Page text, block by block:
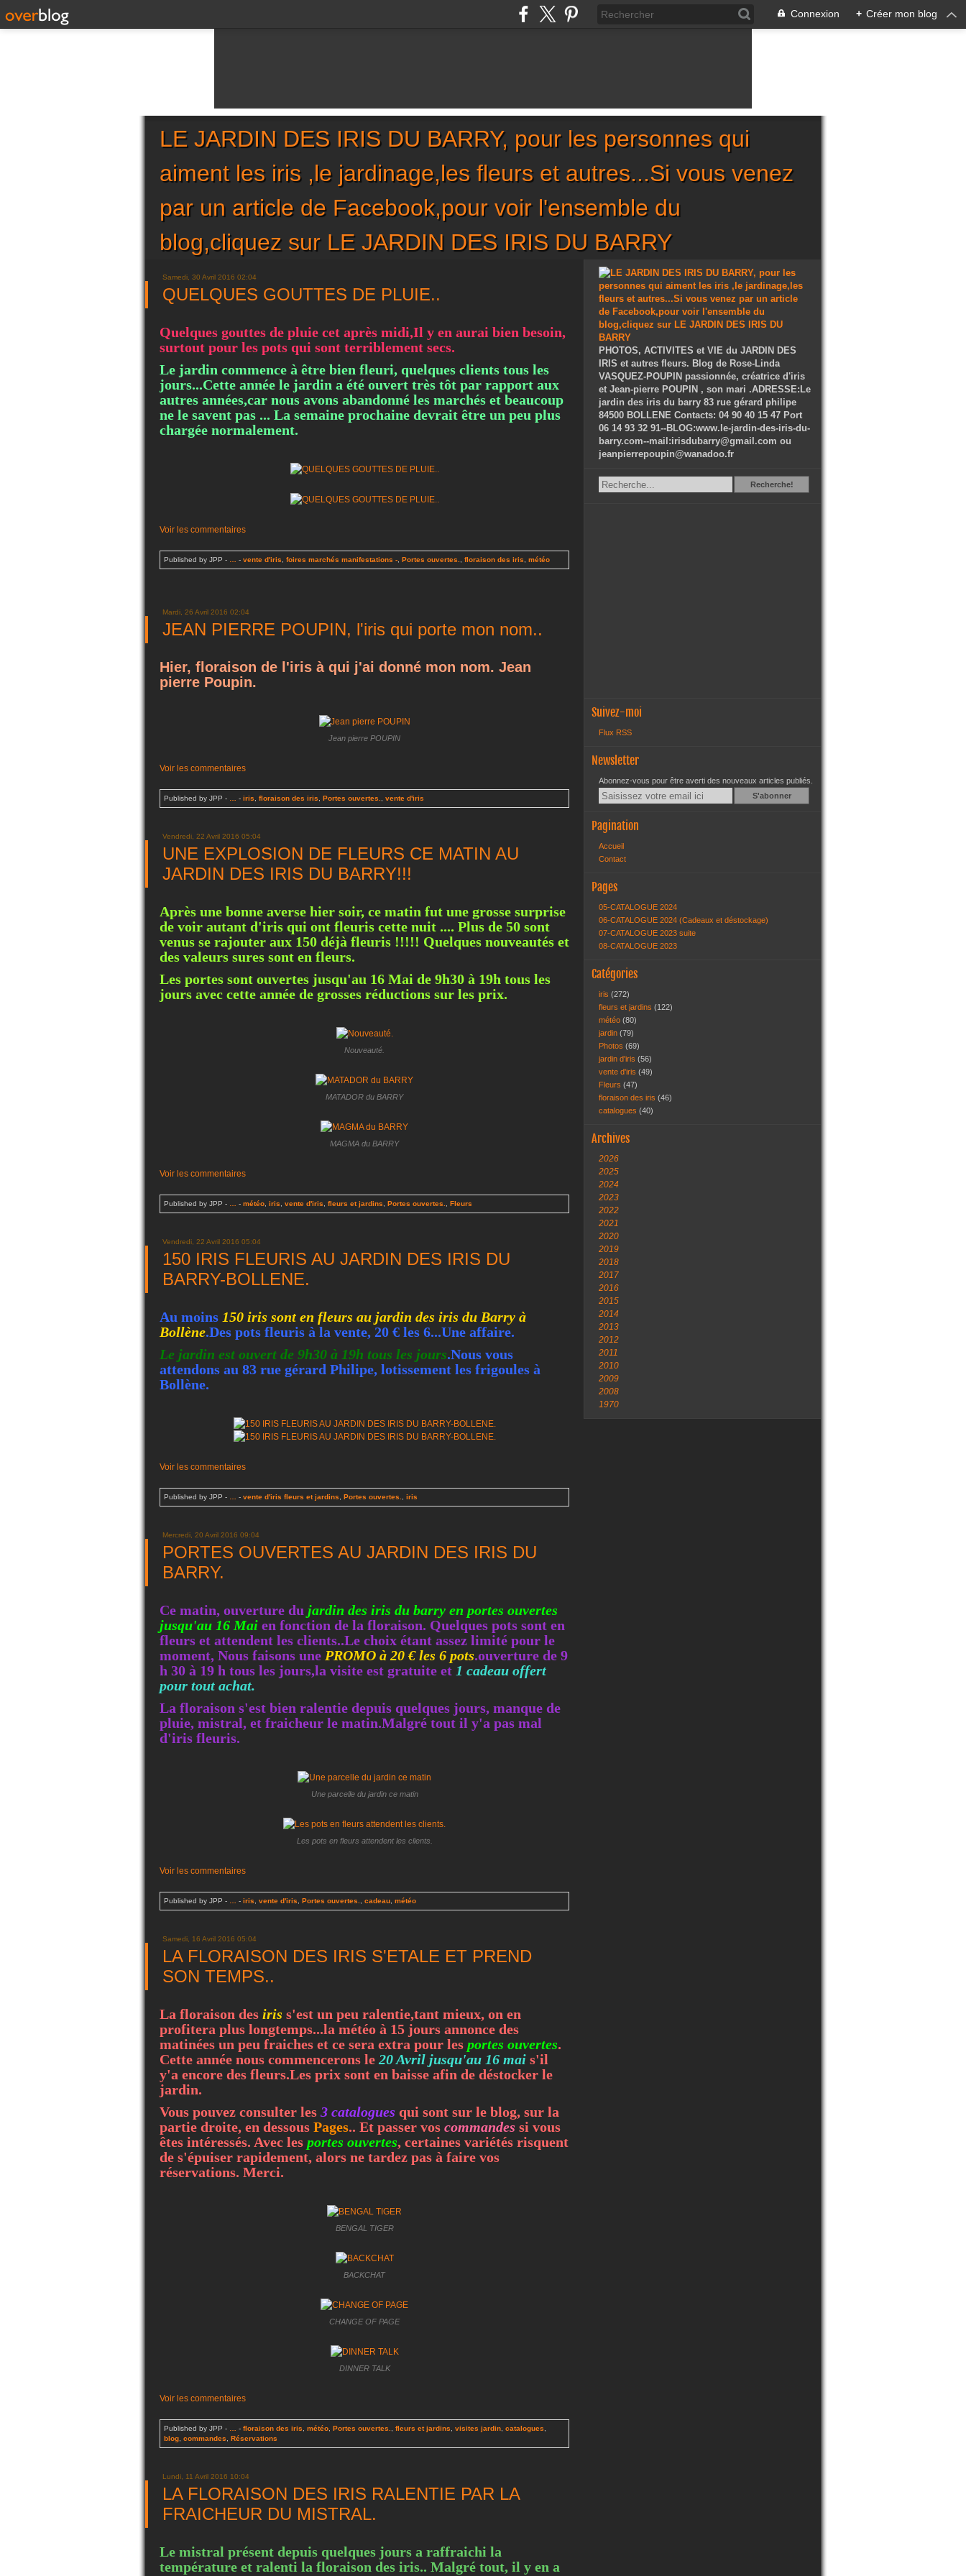
Connexion + Créer mon blog
LE JARDIN DES IRIS DU BARRY, pour les personnes qui
aiment les iris ,le jardinage,les fleurs et autres...Si vous venez
par un article de Facebook,pour voir l'ensemble du
blog,cliquez sur LE JARDIN DES IRIS DU BARRY
Samedi, 30 Avril 2016 02:04
QUELQUES GOUTTES DE PLUIE..
Quelques gouttes de pluie cet après midi,Il y en aurai bien besoin,
surtout pour les pots qui sont terriblement secs.
Le jardin commence à être bien fleuri, quelques clients tous les
jours...Cette année le jardin a été ouvert très tôt par rapport aux
autres années,car nous avons abandonné les marchés et beaucoup
ne le savent pas ... La semaine prochaine devrait être un peu plus
chargée normalement.
Voir les commentaires
Published by JPP - - vente d'iris foires marchés manifestations - Portes ouvertes. floraison des iris météo
Mardi, 26 Avril 2016 02:04
JEAN PIERRE POUPIN, l'iris qui porte mon nom..
Hier, floraison de l'iris à qui j'ai donné mon nom. Jean
pierre Poupin.
Jean pierre POUPIN
Voir les commentaires
Published by JPP - - iris floraison des iris Portes ouvertes. vente d'iris
Vendredi, 22 Avril 2016 05:04
UNE EXPLOSION DE FLEURS CE MATIN AU
JARDIN DES IRIS DU BARRY!!!
Après une bonne averse hier soir, ce matin fut une grosse surprise
de voir autant d'iris qui ont fleuris cette nuit .... Plus de 50 sont
venus se rajouter aux 150 déjà fleuris !!!!! Quelques nouveautés et
des valeurs sures sont en fleurs.
Les portes sont ouvertes jusqu'au 16 Mai de 9h30 à 19h tous les
jours avec cette année de grosses réductions sur les prix.
Nouveauté.
MATADOR du BARRY
MAGMA du BARRY
Voir les commentaires
Published by JPP - - météo iris vente d'iris fleurs et jardins Portes ouvertes. Fleurs
Vendredi, 22 Avril 2016 05:04
150 IRIS FLEURIS AU JARDIN DES IRIS DU
BARRY-BOLLENE.
Au moins 150 iris sont en fleurs au jardin des iris du Barry à
Bollène.Des pots fleuris à la vente, 20 € les 6...Une affaire.
Le jardin est ouvert de 9h30 à 19h tous les jours.Nous vous
attendons au 83 rue gérard Philipe, lotissement les frigoules à
Bollène.
Voir les commentaires
Published by JPP - - vente d'iris fleurs et jardins Portes ouvertes. iris
Mercredi, 20 Avril 2016 09:04
PORTES OUVERTES AU JARDIN DES IRIS DU
BARRY.
Ce matin, ouverture du jardin des iris du barry en portes ouvertes
jusqu'au 16 Mai en fonction de la floraison. Quelques pots sont en
fleurs et attendent les clients..Le choix étant assez limité pour le
moment, Nous faisons une PROMO à 20 € les 6 pots.ouverture de 9
h 30 à 19 h tous les jours,la visite est gratuite et 1 cadeau offert
pour tout achat.
La floraison s'est bien ralentie depuis quelques jours, manque de
pluie, mistral, et fraicheur le matin.Malgré tout il y'a pas mal
d'iris fleuris.
Une parcelle du jardin ce matin
Les pots en fleurs attendent les clients.
Voir les commentaires
Published by JPP - - iris vente d'iris Portes ouvertes. cadeau météo
Samedi, 16 Avril 2016 05:04
LA FLORAISON DES IRIS S'ETALE ET PREND
SON TEMPS..
La floraison des iris s'est un peu ralentie,tant mieux, on en
profitera plus longtemps...la météo à 15 jours annonce des
matinées un peu fraiches et ce sera extra pour les portes ouvertes.
Cette année nous commencerons le 20 Avril jusqu'au 16 mai s'il
y'a encore des fleurs.Les prix sont en baisse afin de déstocker le
jardin.
Vous pouvez consulter les 3 catalogues qui sont sur le blog, sur la
partie droite, en dessous Pages.. Et passer vos commandes si vous
êtes intéressés. Avec les portes ouvertes, certaines variétés risquent
de s'épuiser rapidement, alors ne tardez pas à faire vos
réservations. Merci.
BENGAL TIGER
BACKCHAT
CHANGE OF PAGE
DINNER TALK
Voir les commentaires
Published by JPP - - floraison des iris météo Portes ouvertes. fleurs et jardins visites jardin catalogues
blog commandes Réservations
Lundi, 11 Avril 2016 10:04
LA FLORAISON DES IRIS RALENTIE PAR LA
FRAICHEUR DU MISTRAL.
Le mistral présent depuis quelques jours a raffraichi la
température et ralenti la floraison des iris.. Malgré tout, il y en a
PHOTOS, ACTIVITES et VIE du JARDIN DES
IRIS et autres fleurs. Blog de Rose-Linda
VASQUEZ-POUPIN passionnée, créatrice d'iris
et Jean-pierre POUPIN , son mari .ADRESSE:Le
jardin des iris du barry 83 rue gérard philipe
84500 BOLLENE Contacts: 04 90 40 15 47 Port
06 14 93 32 91--BLOG:www.le-jardin-des-iris-du-
barry.com--mail:irisdubarry@gmail.com ou
jeanpierrepoupin@wanadoo.fr
RechercheRecherche!
Suivez-moi
Flux RSS
Newsletter
Abonnez-vous pour être averti des nouveaux articles publiés.
Email
Pagination
Accueil
Contact
Pages
05-CATALOGUE 2024
06-CATALOGUE 2024 (Cadeaux et déstockage)
07-CATALOGUE 2023 suite
08-CATALOGUE 2023
Catégories
iris (272)
fleurs et jardins (122)
météo (80)
jardin (79)
Photos (69)
jardin d'iris (56)
vente d'iris (49)
Fleurs (47)
floraison des iris (46)
catalogues (40)
Archives
2026
2025
2024
2023
2022
2021
2020
2019
2018
2017
2016
2015
2014
2013
2012
2011
2010
2009
2008
1970